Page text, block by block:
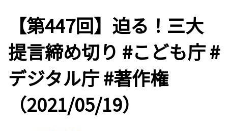
【第447回】迫る！三大
提言締め切り #こども庁 #
デジタル庁 #著作権
（2021/05/19）